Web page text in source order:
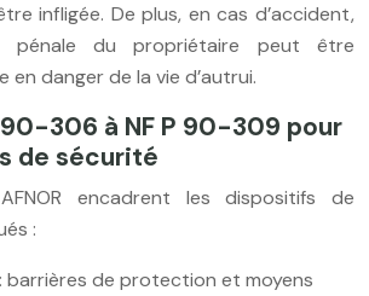
infligée. De plus, en cas d’accident,
pénale du propriétaire peut être
en danger de la vie d’autrui.
90-306 à NF P 90-309 pour
de sécurité
encadrent les dispositifs de
:
barrières de protection et moyens